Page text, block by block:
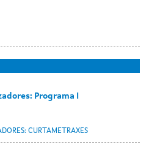
Programa I
CURTAMETRAXES